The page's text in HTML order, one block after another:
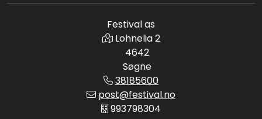
Festival as
Lohnelia 2
4642
Søgne
38185600
post@festival.no
993798304